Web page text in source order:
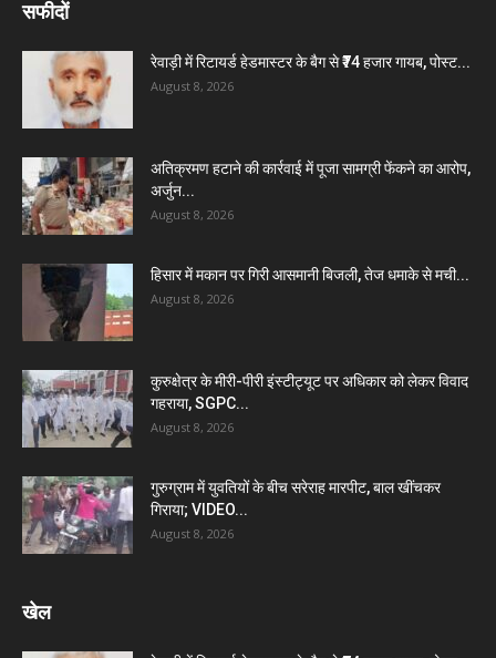
सफीदों
रेवाड़ी में रिटायर्ड हेडमास्टर के बैग से ₹74 हजार गायब, पोस्ट...
August 8, 2026
अतिक्रमण हटाने की कार्रवाई में पूजा सामग्री फेंकने का आरोप,
अर्जुन...
August 8, 2026
हिसार में मकान पर गिरी आसमानी बिजली, तेज धमाके से मची...
August 8, 2026
कुरुक्षेत्र के मीरी-पीरी इंस्टीट्यूट पर अधिकार को लेकर विवाद
गहराया, SGPC...
August 8, 2026
गुरुग्राम में युवतियों के बीच सरेराह मारपीट, बाल खींचकर
गिराया; VIDEO...
August 8, 2026
खेल